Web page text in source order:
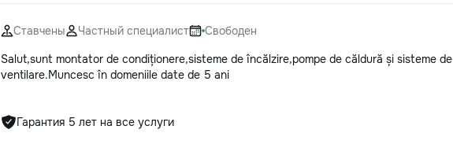
салона. Услуги по полировке хрома
и антихрому придают автомобилю
стиль, а защитная пленка на фары
Ставчены Частный специалист
Свободен
Salut,sunt montator de condiționere,sisteme de încălzire,pompe de căldură și sisteme de
ventilare.Muncesc în domeniile date de 5 ani
Гарантия 5 лет на все услуги